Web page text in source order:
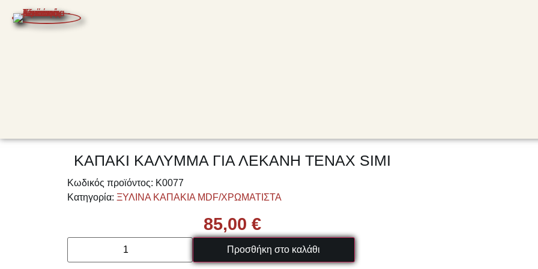
ΚΑΠΑΚΙ ΚΑΛΥΜΜΑ ΓΙΑ ΛΕΚΑΝΗ TENAX SIMI
Κωδικός προϊόντος: Κ0077
Κατηγορία: ΞΥΛΙΝΑ ΚΑΠΑΚΙΑ MDF/ΧΡΩΜΑΤΙΣΤΑ
85,00 €
Προσθήκη στο καλάθι